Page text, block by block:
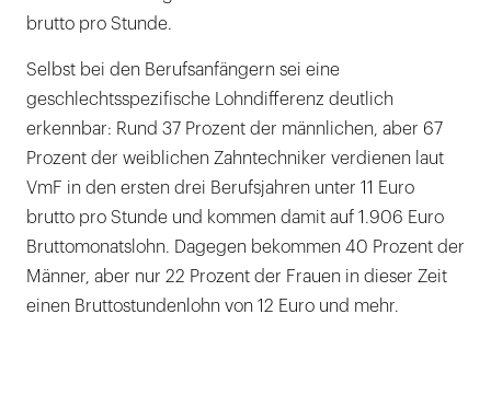
brutto pro Stunde.
Selbst bei den Berufsanfängern sei eine
geschlechtsspezifische Lohndifferenz deutlich
erkennbar: Rund 37 Prozent der männlichen, aber 67
Prozent der weiblichen Zahntechniker verdienen laut
VmF in den ersten drei Berufsjahren unter 11 Euro
brutto pro Stunde und kommen damit auf 1.906 Euro
Bruttomonatslohn. Dagegen bekommen 40 Prozent der
Männer, aber nur 22 Prozent der Frauen in dieser Zeit
einen Bruttostundenlohn von 12 Euro und mehr.